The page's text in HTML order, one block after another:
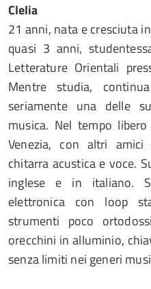
Clelia
21 anni, nata e cresciuta
quasi 3 anni,
Letterature Orientali
Mentre studia,
seriamente una delle
musica. Nel tempo
Venezia, con altri
chitarra acustica e voce.
inglese e in italiano.
elettronica con loop
strumenti poco
orecchini in alluminio,
senza limiti nei generi